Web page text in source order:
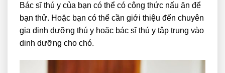
Bác sĩ thú y của bạn có thể có công thức nấu ăn để
bạn thử. Hoặc bạn có thể cần giới thiệu đến chuyên
gia dinh dưỡng thú y hoặc bác sĩ thú y tập trung vào
dinh dưỡng cho chó.